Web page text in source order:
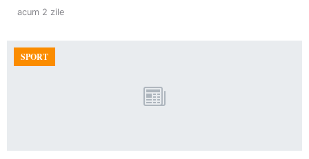
acum 2 zile
SPORT